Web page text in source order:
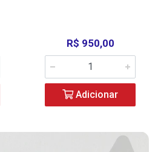
R$ 950,00
Adicionar